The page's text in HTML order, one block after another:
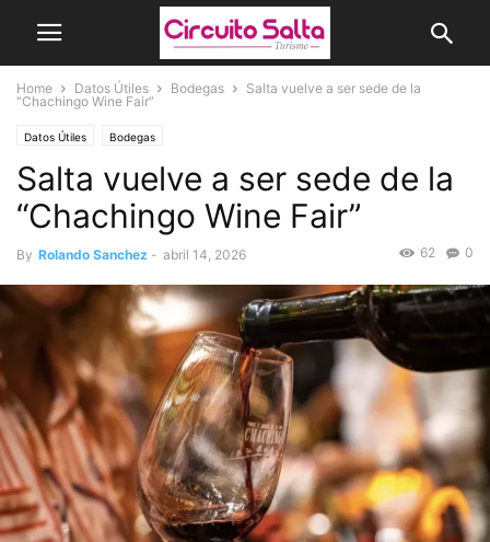
Home Datos Útiles Bodegas
Salta vuelve a ser sede de la
“Chachingo Wine Fair”
Datos Útiles Bodegas
Salta vuelve a ser sede de la
“Chachingo Wine Fair”
By Rolando Sanchez - abril 14, 2026 0
62